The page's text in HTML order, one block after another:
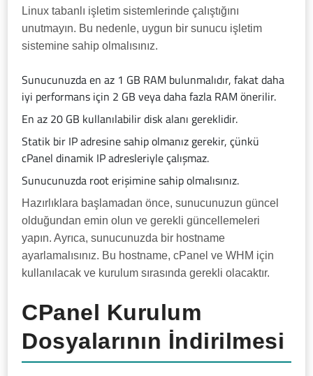
Linux tabanlı işletim sistemlerinde çalıştığını
unutmayın. Bu nedenle, uygun bir sunucu işletim
sistemine sahip olmalısınız.
Sunucunuzda en az 1 GB RAM bulunmalıdır, fakat daha
iyi performans için 2 GB veya daha fazla RAM önerilir.
En az 20 GB kullanılabilir disk alanı gereklidir.
Statik bir IP adresine sahip olmanız gerekir, çünkü
cPanel dinamik IP adresleriyle çalışmaz.
Sunucunuzda root erişimine sahip olmalısınız.
Hazırlıklara başlamadan önce, sunucunuzun güncel
olduğundan emin olun ve gerekli güncellemeleri
yapın. Ayrıca, sunucunuzda bir hostname
ayarlamalısınız. Bu hostname, cPanel ve WHM için
kullanılacak ve kurulum sırasında gerekli olacaktır.
CPanel Kurulum
Dosyalarının İndirilmesi